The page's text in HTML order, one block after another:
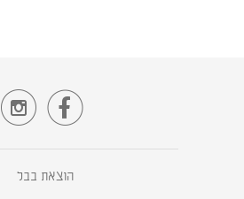


הוצאת בבל